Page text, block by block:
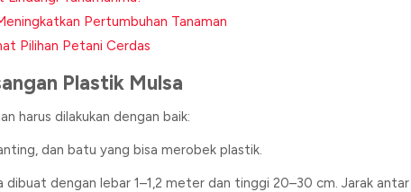
Pertumbuhan Tanaman
Pilihan Petani Cerdas
Plastik Mulsa
harus dilakukan dengan baik:
dan batu yang bisa merobek plastik.
dibuat dengan lebar 1–1,2 meter dan tinggi 20–30 cm. Jarak